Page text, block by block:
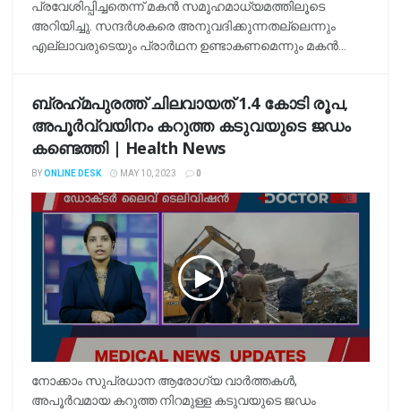
പ്രവേശിപ്പിച്ചതെന്ന് മകൻ സമൂഹമാധ്യമത്തിലൂടെ
അറിയിച്ചു. സന്ദർശകരെ അനുവദിക്കുന്നതല്ലെന്നും
എല്ലാവരുടെയും പ്രാർഥന ഉണ്ടാകണമെന്നും മകൻ...
ബ്രഹ്‌മപുരത്ത് ചിലവായത് 1.4 കോടി രൂപ,
അപൂര്‍വ്വയിനം കറുത്ത കടുവയുടെ ജഡം
കണ്ടെത്തി | Health News
BYONLINE DESK MAY 10, 2023 0
നോക്കാം സുപ്രധാന ആരോഗ്യ വാർത്തകൾ,
അപൂർവമായ കറുത്ത നിറമുള്ള കടുവയുടെ ജഡം